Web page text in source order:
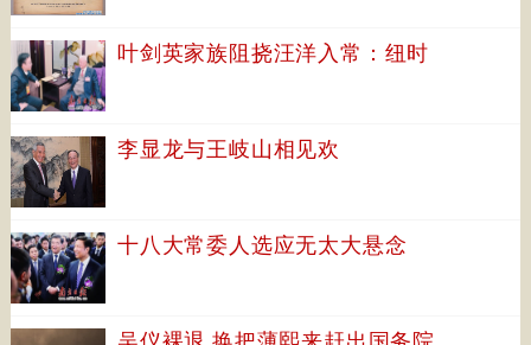
叶剑英家族阻挠汪洋入常：纽时
李显龙与王岐山相见欢
十八大常委人选应无太大悬念